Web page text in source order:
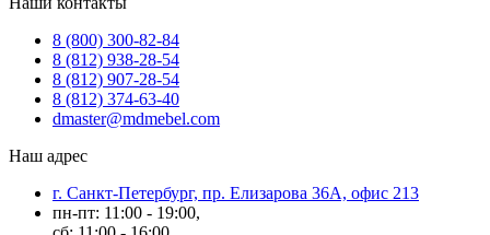
8 (800) 300-82-84
8 (812) 938-28-54
8 (812) 907-28-54
8 (812) 374-63-40
dmaster@mdmebel.com
Наш адрес
г. Санкт-Петербург, пр. Елизарова 36А, офис 213
пн-пт: 11:00 - 19:00,